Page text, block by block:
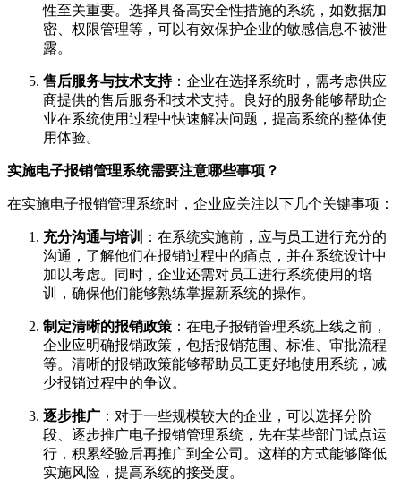
性至关重要。选择具备高安全性措施的系统，如数据加
密、权限管理等，可以有效保护企业的敏感信息不被泄
露。
售后服务与技术支持：企业在选择系统时，需考虑供应
商提供的售后服务和技术支持。良好的服务能够帮助企
业在系统使用过程中快速解决问题，提高系统的整体使
用体验。
实施电子报销管理系统需要注意哪些事项？
在实施电子报销管理系统时，企业应关注以下几个关键事项：
充分沟通与培训
：在系统实施前，应与员工进行充分的
沟通，了解他们在报销过程中的痛点，并在系统设计中
加以考虑。同时，企业还需对员工进行系统使用的培
训，确保他们能够熟练掌握新系统的操作。
制定清晰的报销政策 ：在电子报销管理系统上线之前，
企业应明确报销政策，包括报销范围、标准、审批流程
等。清晰的报销政策能够帮助员工更好地使用系统，减
少报销过程中的争议。
逐步推广 ：对于一些规模较大的企业，可以选择分阶
段、逐步推广电子报销管理系统，先在某些部门试点运
行，积累经验后再推广到全公司。这样的方式能够降低
实施风险，提高系统的接受度。